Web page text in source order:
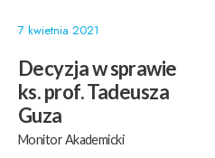
7 kwietnia 2021
Decyzja w sprawie
ks. prof. Tadeusza
Guza
Monitor Akademicki